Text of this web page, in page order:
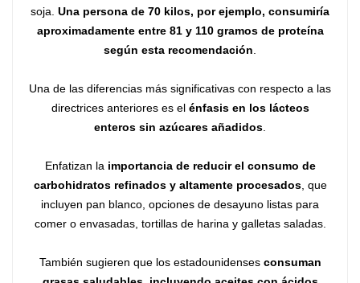
soja. Una persona de 70 kilos, por ejemplo, consumiría
aproximadamente entre 81 y 110 gramos de proteína
según esta recomendación
Una de las diferencias más significativas con respecto a las
directrices anteriores es el énfasis en los lácteos
enteros sin azúcares añadidos
Enfatizan la importancia de reducir el consumo de
carbohidratos refinados y altamente procesados, que
incluyen pan blanco, opciones de desayuno listas para
comer o envasadas, tortillas de harina y galletas saladas.
También sugieren que los estadounidenses consuman